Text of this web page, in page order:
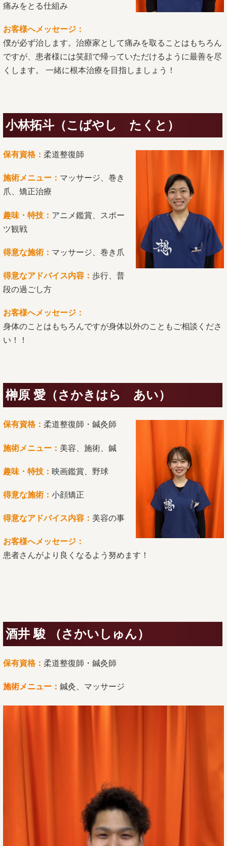
痛みをとる仕組み
お客様へメッセージ：
僕が必ず治します。治療家として痛みを取ることはもちろん
ですが、患者様には笑顔で帰っていただけるように最善を尽
くします。 一緒に根本治療を目指しましょう！
小林拓斗（こばやし たくと）
保有資格： 柔道整復師
施術メニュー： マッサージ、巻き
爪、矯正治療
趣味・特技： アニメ鑑賞、スポー
ツ観戦
得意な施術： マッサージ、巻き爪
得意なアドバイス内容： 歩行、普
段の過ごし方
お客様へメッセージ：
身体のことはもちろんですが身体以外のこともご相談くださ
い！！
榊原 愛（さかきはら あい）
保有資格： 柔道整復師・鍼灸師
施術メニュー： 美容、施術、鍼
趣味・特技： 映画鑑賞、野球
得意な施術： 小顔矯正
得意なアドバイス内容： 美容の事
お客様へメッセージ：
患者さんがより良くなるよう努めます！
酒井 駿 （さかいしゅん）
保有資格： 柔道整復師・鍼灸師
施術メニュー： 鍼灸、マッサージ